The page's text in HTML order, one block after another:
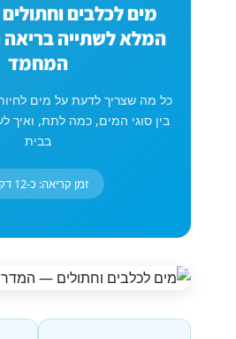
מים לכלבים
המלא לשתייה בריאה
המחמד
כל מה שצריך לדעת על מים
בין סוגי המים, כמה לתת, ואיך
בבית
זמן קריאה: כ-12 דקות